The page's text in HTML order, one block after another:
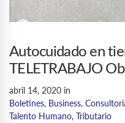
Autocuidado en
TELETRABAJO
abril 14, 2020 in
Boletines, Business,
Talento Humano, Tributario